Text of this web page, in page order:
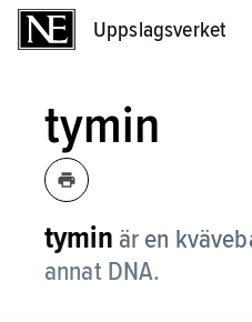
Uppslagsverket
tymin
tymin är en
annat DNA.